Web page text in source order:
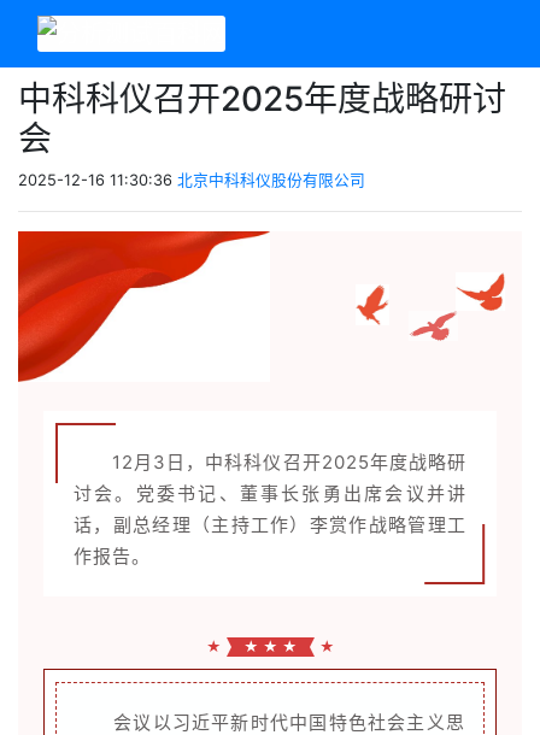
中科科仪召开2025年度战略研讨
会
2025-12-16 11:30:36 北京中科科仪股份有限公司
12月3日，中科科仪召开2025年度战略研
讨会。党委书记、董事长张勇出席会议并讲
话，副总经理（主持工作）李赏作战略管理工
作报告。
★ ★ ★ ★ ★
会议以习近平新时代中国特色社会主义思